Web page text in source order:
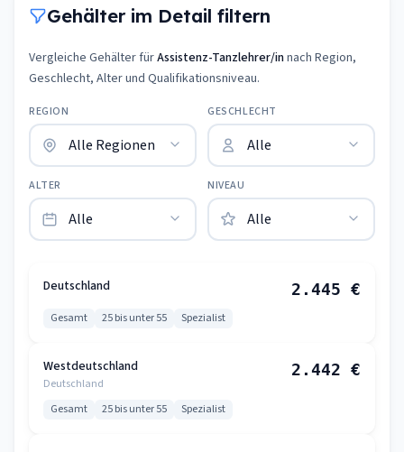
Gehälter im Detail filtern
Vergleiche Gehälter fürAssistenz-Tanzlehrer/innach Region,
Geschlecht, Alter und Qualifikationsniveau.
REGION GESCHLECHT
ALTER NIVEAU
Deutschland 2.445 €
Gesamt 25 bis unter 55 Spezialist
Westdeutschland
Deutschland
2.442 €
Gesamt 25 bis unter 55 Spezialist